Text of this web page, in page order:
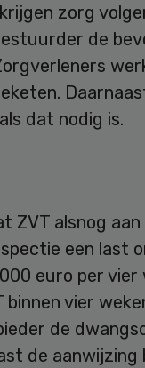
zorg
de
dat nodig is.
ZVT alsnog
een last
euro per vier
binnen vier
de
de aanwijzing